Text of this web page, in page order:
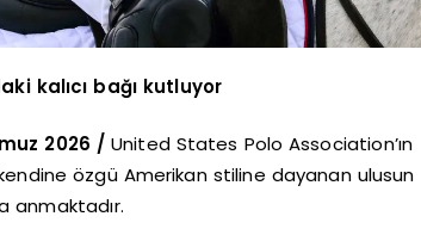
kalıcı bağı kutluyor
2026 / United States Polo Association’ın
özgü Amerikan stiline dayanan ulusun
anmaktadır.